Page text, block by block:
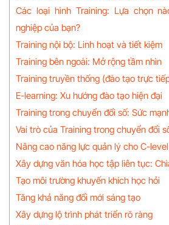
Các loại hình Training: Lựa chọn
nghiệp của bạn?
Training nội bộ: Linh hoạt và tiết kiệm
Training bên ngoài: Mở rộng tầm nhìn
Training truyền thống (đào tạo trực
E-learning: Xu hướng đào tạo hiện đại
Training trong chuyển đổi số: Sức
Vai trò của Training trong chuyển đổi
Nâng cao năng lực quản lý cho C-
Xây dựng văn hóa học tập liên tục:
Tạo môi trường khuyến khích học hỏi
Tăng khả năng đổi mới sáng tạo
Xây dựng lộ trình phát triển rõ ràng